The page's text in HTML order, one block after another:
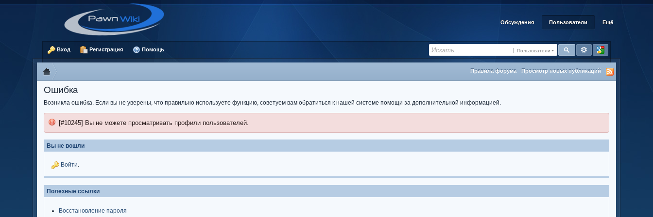
Обсуждения Пользователи Ещё
Пользователи
Вход Регистрация Помощь
Правила форума Просмотр новых публикаций
Ошибка
Возникла ошибка. Если вы не уверены, что правильно используете функцию, советуем вам обратиться к нашей системе помощи за дополнительной информацией.
[#10245] Вы не можете просматривать профили пользователей.
Вы не вошли
Войти.
Полезные ссылки
Восстановление пароля